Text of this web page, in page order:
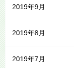
2019年9月
2019年8月
2019年7月